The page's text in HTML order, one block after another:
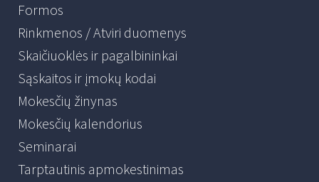
Formos
Rinkmenos / Atviri duomenys
Skaičiuoklės ir pagalbininkai
Sąskaitos ir įmokų kodai
Mokesčių žinynas
Mokesčių kalendorius
Seminarai
Tarptautinis apmokestinimas